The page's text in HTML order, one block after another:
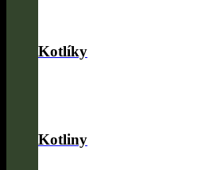
Kotlíky
Kotliny